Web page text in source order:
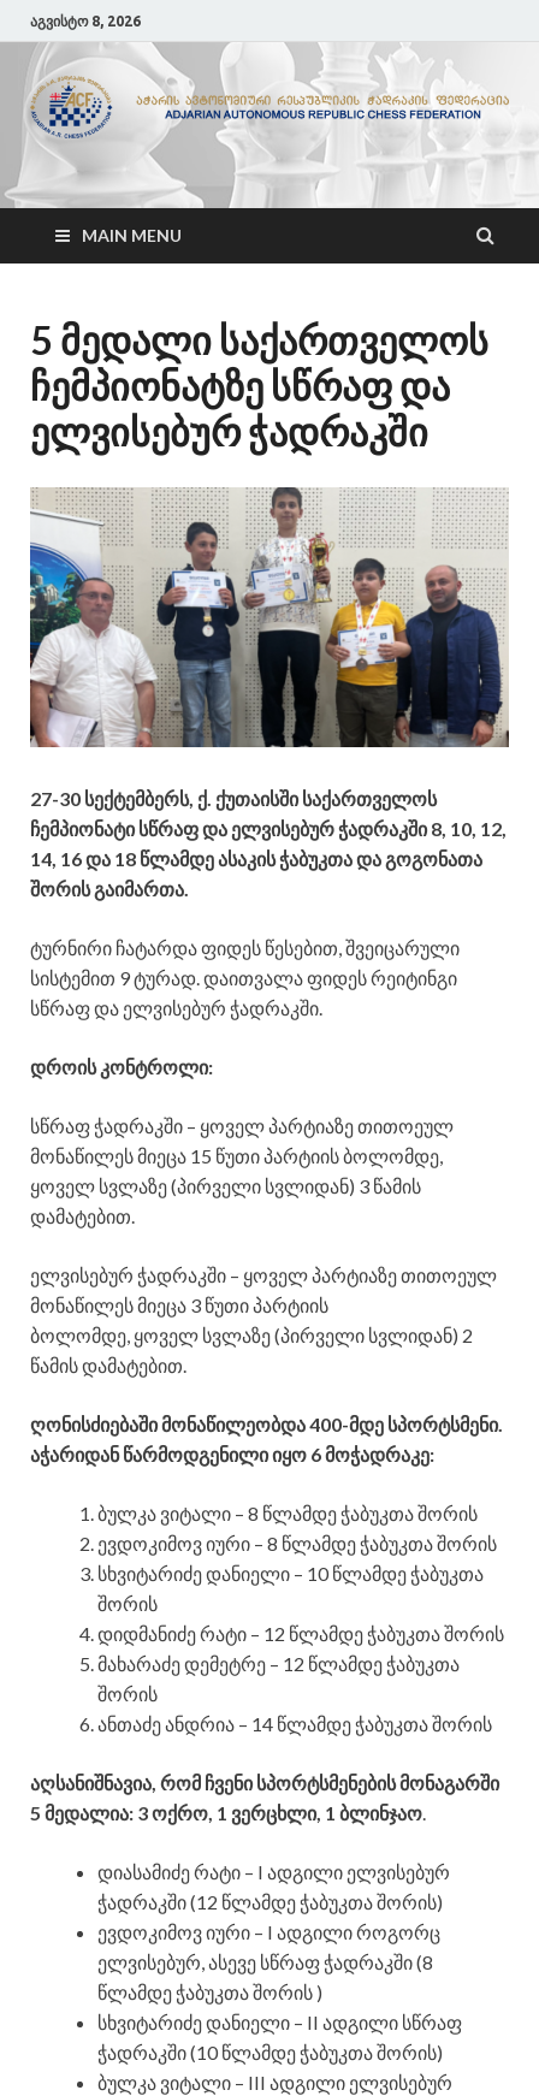
აგვისტო 8, 2026
ACF
აჭარის ჭადრაკის ფედერაცია
MAIN MENU
5 მედალი საქართველოს
ჩემპიონატზე სწრაფ და
ელვისებურ ჭადრაკში
27-30 სექტემბერს, ქ. ქუთაისში საქართველოს
ჩემპიონატი სწრაფ და ელვისებურ ჭადრაკში 8, 10, 12,
14, 16 და 18 წლამდე ასაკის ჭაბუკთა და გოგონათა
შორის გაიმართა.
ტურნირი ჩატარდა ფიდეს წესებით, შვეიცარული
სისტემით 9 ტურად. დაითვალა ფიდეს რეიტინგი
სწრაფ და ელვისებურ ჭადრაკში.
დროის კონტროლი:
სწრაფ ჭადრაკში – ყოველ პარტიაზე თითოეულ
მონაწილეს მიეცა 15 წუთი პარტიის ბოლომდე,
ყოველ სვლაზე (პირველი სვლიდან) 3 წამის
დამატებით.
ელვისებურ ჭადრაკში – ყოველ პარტიაზე თითოეულ
მონაწილეს მიეცა 3 წუთი პარტიის
ბოლომდე, ყოველ სვლაზე (პირველი სვლიდან) 2
წამის დამატებით.
ღონისძიებაში მონაწილეობდა 400-მდე სპორტსმენი.
აჭარიდან წარმოდგენილი იყო 6 მოჭადრაკე:
ბულკა ვიტალი – 8 წლამდე ჭაბუკთა შორის
ევდოკიმოვ იური – 8 წლამდე ჭაბუკთა შორის
სხვიტარიძე დანიელი – 10 წლამდე ჭაბუკთა
შორის
დიდმანიძე რატი – 12 წლამდე ჭაბუკთა შორის
მახარაძე დემეტრე – 12 წლამდე ჭაბუკთა
შორის
ანთაძე ანდრია – 14 წლამდე ჭაბუკთა შორის
აღსანიშნავია, რომ ჩვენი სპორტსმენების მონაგარში
5 მედალია: 3 ოქრო, 1 ვერცხლი, 1 ბლინჯაო.
დიასამიძე რატი – I ადგილი ელვისებურ
ჭადრაკში (12 წლამდე ჭაბუკთა შორის)
ევდოკიმოვ იური – I ადგილი როგორც
ელვისებურ, ასევე სწრაფ ჭადრაკში (8
წლამდე ჭაბუკთა შორის )
სხვიტარიძე დანიელი – II ადგილი სწრაფ
ჭადრაკში (10 წლამდე ჭაბუკთა შორის)
ბულკა ვიტალი – III ადგილი ელვისებურ